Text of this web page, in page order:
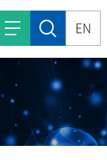
EN